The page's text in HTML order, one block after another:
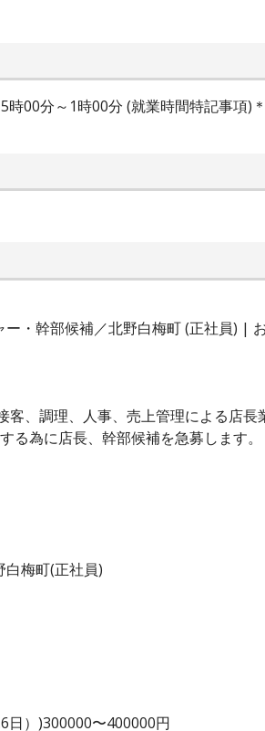
時00分～1時00分 (就業時間特記事項
・幹部候補／北野白梅町 (正社員) |
、調理、人事、売上管理による店
る為に店長、幹部候補を急募します。
白梅町(正社員)
日）)300000〜400000円